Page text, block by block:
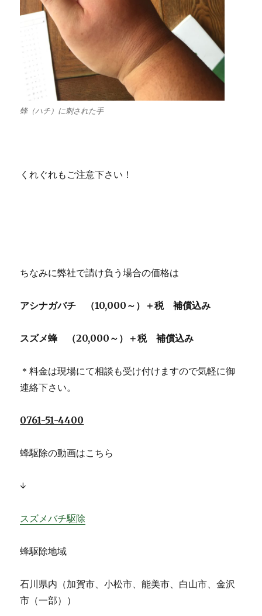
蜂（ハチ）に刺された手
くれぐれもご注意下さい！
ちなみに弊社で請け負う場合の価格は
アシナガバチ （10,000～）＋税 補償込み
スズメ蜂 （20,000～）＋税 補償込み
＊料金は現場にて相談も受け付けますので気軽に御
連絡下さい。
0761-51-4400
蜂駆除の動画はこちら
↓
スズメバチ駆除
蜂駆除地域
石川県内（加賀市、小松市、能美市、白山市、金沢
市（一部））